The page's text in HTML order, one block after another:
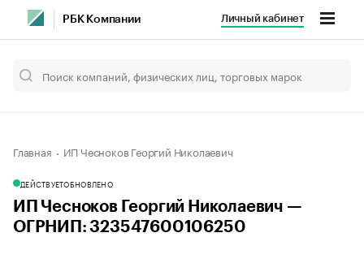
РБК Компании Личный кабинет
Главная ИП Чесноков Георгий Николаевич
ДЕЙСТВУЕТОБНОВЛЕНО
ИП Чесноков Георгий Николаевич —
ОГРНИП: 323547600106250